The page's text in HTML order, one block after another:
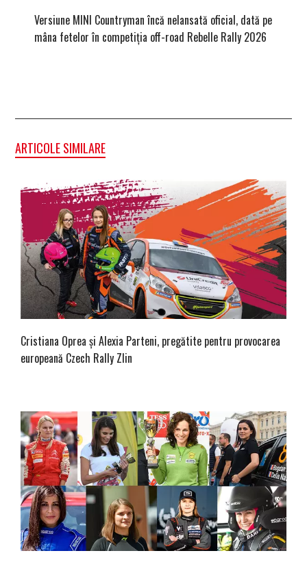
Versiune MINI Countryman încă nelansată oficial, dată pe
mâna fetelor în competiția off-road Rebelle Rally 2026
ARTICOLE SIMILARE
Cristiana Oprea și Alexia Parteni, pregătite pentru provocarea
europeană Czech Rally Zlin